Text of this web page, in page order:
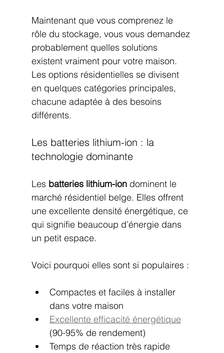
Maintenant que vous comprenez le
rôle du stockage, vous vous demandez
probablement quelles solutions
existent vraiment pour votre maison.
Les options résidentielles se divisent
en quelques catégories principales,
chacune adaptée à des besoins
différents.
Les batteries lithium-ion : la
technologie dominante
Les batteries lithium-ion dominent le
marché résidentiel belge. Elles offrent
une excellente densité énergétique, ce
qui signifie beaucoup d’énergie dans
un petit espace.
Voici pourquoi elles sont si populaires :
Compactes et faciles à installer
dans votre maison
Excellente efficacité énergétique
(90-95% de rendement)
Temps de réaction très rapide